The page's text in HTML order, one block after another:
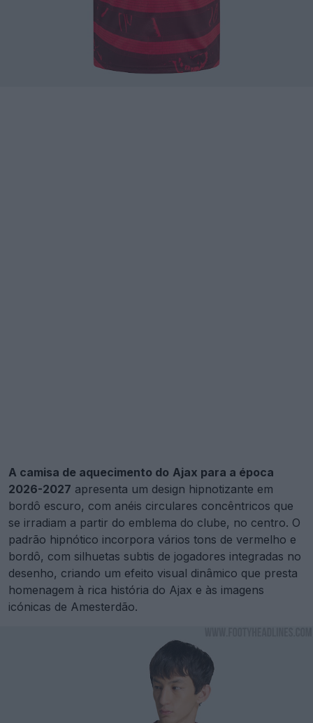
A camisa de aquecimento do Ajax para a época
2026-2027 apresenta um design hipnotizante em
bordô escuro, com anéis circulares concêntricos que
se irradiam a partir do emblema do clube, no centro. O
padrão hipnótico incorpora vários tons de vermelho e
bordô, com silhuetas subtis de jogadores integradas no
desenho, criando um efeito visual dinâmico que presta
homenagem à rica história do Ajax e às imagens
icónicas de Amesterdão.